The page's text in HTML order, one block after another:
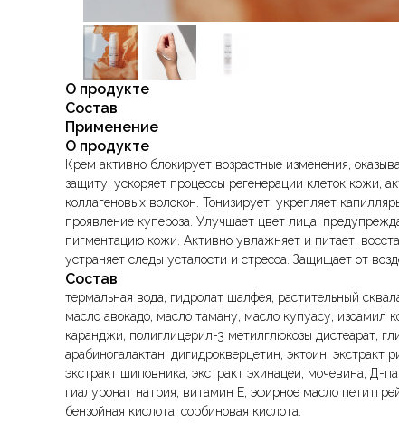
О продукте
Состав
Применение
О продукте
Крем активно блокирует возрастные изменения,
защиту, ускоряет процессы регенерации клеток кожи,
коллагеновых волокон. Тонизирует, укрепляет
проявление купероза. Улучшает цвет лица,
пигментацию кожи. Активно увлажняет и питает,
устраняет следы усталости и стресса. Защищает от
Состав
термальная вода, гидролат шалфея, растительный
масло авокадо, масло таману, масло купуасу, изоамил
каранджи, полиглицерил-3 метилглюкозы дистеарат,
арабиногалактан, дигидрокверцетин, эктоин, экстракт
экстракт шиповника, экстракт эхинацеи; мочевина, Д-
гиалуронат натрия, витамин Е, эфирное масло
бензойная кислота, сорбиновая кислота.